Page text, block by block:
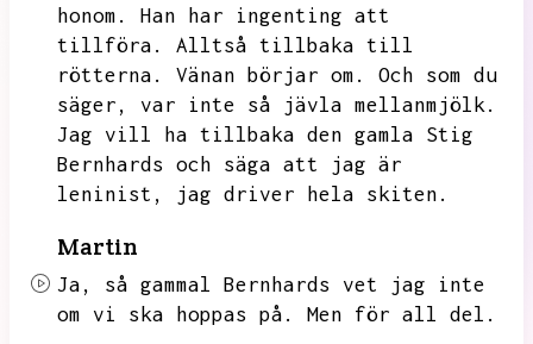
honom.
Han har ingenting att
tillföra.
Alltså tillbaka till
rötterna.
Vänan börjar om.
Och som du
säger,
var inte så jävla mellanmjölk.
Jag vill ha tillbaka den gamla Stig
Bernhards och säga att jag är
leninist,
jag driver hela skiten.
Martin
Ja,
så gammal Bernhards vet jag inte
om vi ska hoppas på.
Men för all del.